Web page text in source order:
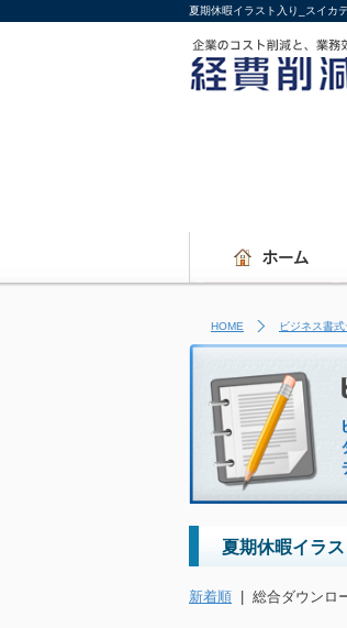
夏期休暇イラスト入り_スイカ
HOME ビジネス書
夏期休暇イラ
新着順 | 総合ダウンロ